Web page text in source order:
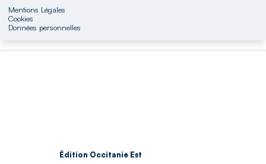
Mentions Légales
Cookies
Données personnelles
Édition Occitanie Est